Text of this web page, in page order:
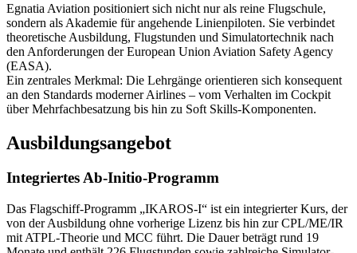
Egnatia Aviation positioniert sich nicht nur als reine Flugschule,
sondern als Akademie für angehende Linienpiloten. Sie verbindet
theoretische Ausbildung, Flugstunden und Simulatortechnik nach
den Anforderungen der European Union Aviation Safety Agency
(EASA).
Ein zentrales Merkmal: Die Lehrgänge orientieren sich konsequent
an den Standards moderner Airlines – vom Verhalten im Cockpit
über Mehrfachbesatzung bis hin zu Soft Skills-Komponenten.
Ausbildungsangebot
Integriertes Ab-Initio-Programm
Das Flagschiff-Programm „IKAROS-I“ ist ein integrierter Kurs, der
von der Ausbildung ohne vorherige Lizenz bis hin zur CPL/ME/IR
mit ATPL-Theorie und MCC führt. Die Dauer beträgt rund 19